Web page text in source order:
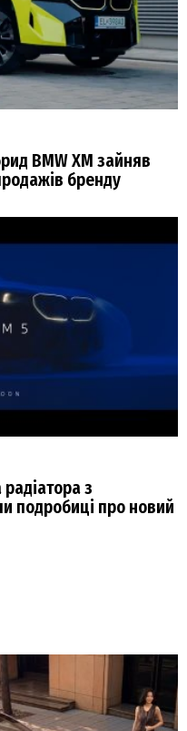
BMW XM зайняв
бренду
з
подробиці про новий